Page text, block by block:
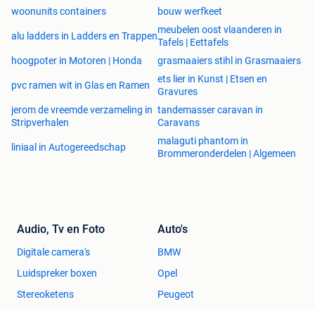
woonunits containers
bouw werfkeet
alu ladders in Ladders en Trappen
meubelen oost vlaanderen in
Tafels | Eettafels
hoogpoter in Motoren | Honda
grasmaaiers stihl in Grasmaaiers
pvc ramen wit in Glas en Ramen
ets lier in Kunst | Etsen en
Gravures
jerom de vreemde verzameling in
Stripverhalen
tandemasser caravan in
Caravans
liniaal in Autogereedschap
malaguti phantom in
Brommeronderdelen | Algemeen
Audio, Tv en Foto
Digitale camera's
Luidspreker boxen
Stereoketens
Auto's
BMW
Opel
Peugeot